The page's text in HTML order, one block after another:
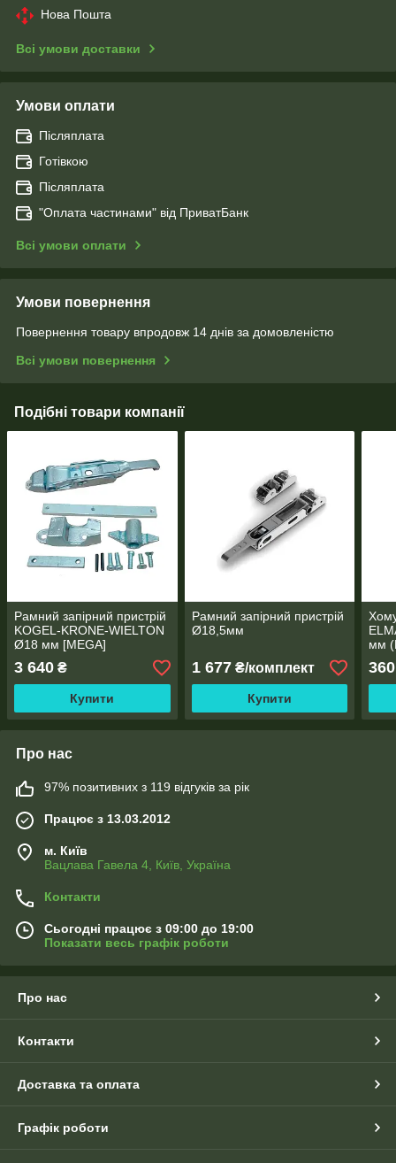
Нова Пошта
Всі умови доставки
Умови оплати
Післяплата
Готівкою
Післяплата
"Оплата чаcтинами" від ПриватБанк
Всі умови оплати
Умови повернення
Повернення товару впродовж 14 днів за домовленістю
Всі умови повернення
Подібні товари компанії
Рамний запірний пристрій
KOGEL-KRONE-WIELTON
Ø18 мм [MEGA]
3 640 ₴
Купити
Рамний запірний пристрій
Ø18,5мм
1 677₴/комплект
Купити
мм
360
Про нас
97% позитивних з 119 відгуків за рік
Працює з 13.03.2012
м. Київ
Вацлава Гавела 4, Київ, Україна
Контакти
Сьогодні працює з 09:00 до 19:00
Показати весь графік роботи
Про нас
Контакти
Доставка та оплата
Графік роботи